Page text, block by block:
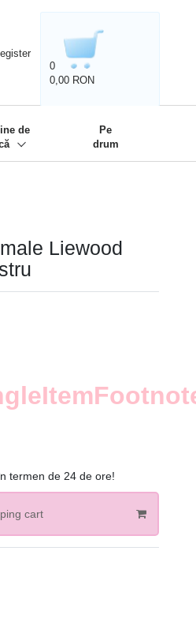
0
0,00 RON
de
Pe
drum
Liewood
termen de 24 de ore!
cart